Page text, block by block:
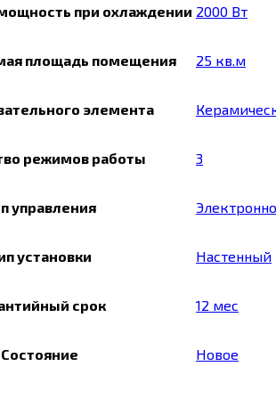
при охлаждении 2000 Вт
площадь помещения 25 кв.м
элемента
режимов работы 3
управления
установки Настенный
срок 12 мес
Состояние Новое